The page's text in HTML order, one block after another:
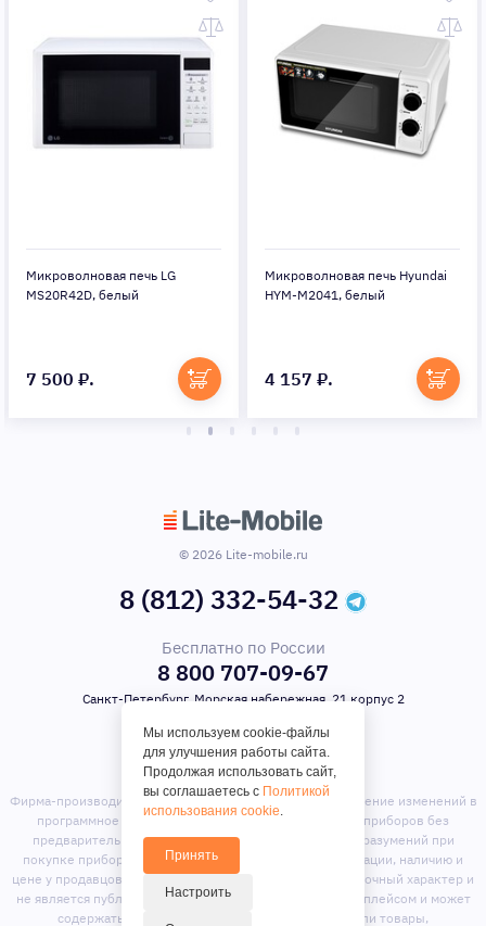
Микроволновая печь LG
MS20R42D, белый
7 500 ₽.
Микроволновая печь Hyundai
HYM-M2041, белый
4 157 ₽.
© 2026 Lite-mobile.ru
8 (812) 332-54-32
Бесплатно по России
8 800 707-09-67
Санкт-Петербург, Морская набережная, 21 корпус 2
Фирма-производитель оставляет за собой право на внесение изменений в
программное обеспечение, дизайн и комплектацию приборов без
предварительного уведомления. Во избежание недоразумений при
покупке приборов уточняйте информацию о комплектации, наличию и
цене у продавцов. Вся информация на сайте носит справочный характер и
не является публичной офертой. Сайт является маркет-плейсом и может
содержать предложения сторонних продавцов или товары,
Мы используем cookie-файлы
для улучшения работы сайта.
Продолжая использовать сайт,
вы соглашаетесь с Политикой
использования cookie.
Принять
Настроить